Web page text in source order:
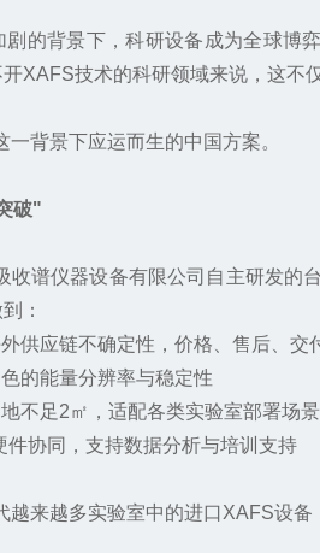
的背景下，科研设备成为全球博
XAFS技术的科研领域来说，这不
背景下应运而生的中国方案。
破"
收谱仪器设备有限公司自主研发的
：
供应链不确定性，价格、售后、交
的能量分辨率与稳定性
不足2㎡，适配各类实验室部署场景
件协同，支持数据分析与培训支持
越来越多实验室中的进口XAFS设备